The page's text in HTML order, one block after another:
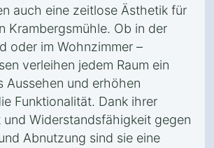
auch eine zeitlose Ästhetik für
Krambergsmühle. Ob in der
oder im Wohnzimmer –
verleihen jedem Raum ein
Aussehen und erhöhen
Funktionalität. Dank ihrer
und Widerstandsfähigkeit gegen
Abnutzung sind sie eine